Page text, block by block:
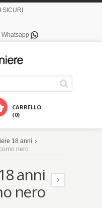
SICURI
CARRELLO
(0)
18 anni
nero
anni
nero